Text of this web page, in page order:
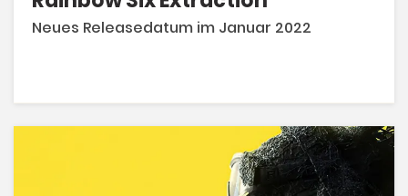
Neues Releasedatum im Januar 2022